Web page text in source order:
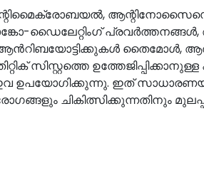
ഡൈലേറ്റിംഗ് പ്രവർത്തനങ്ങൾ,
ആൻറിബയോട്ടിക്കുകൾ തൈമോൾ,
സിസ്റ്റത്തെ
ഉപയോഗിക്കുന്നു. ഇത്
ചികിത്സിക്കുന്നതിനും